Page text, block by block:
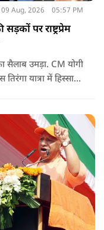
09 Aug, 2026 05:57 PM
पर राष्ट्रप्रेम
उमड़ा. CM योगी
यात्रा में हिस्सा